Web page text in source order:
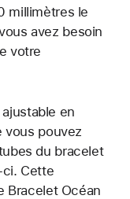
millimètres le
avez besoin
votre
en
vous pouvez
du bracelet
ci. Cette
Bracelet Océan